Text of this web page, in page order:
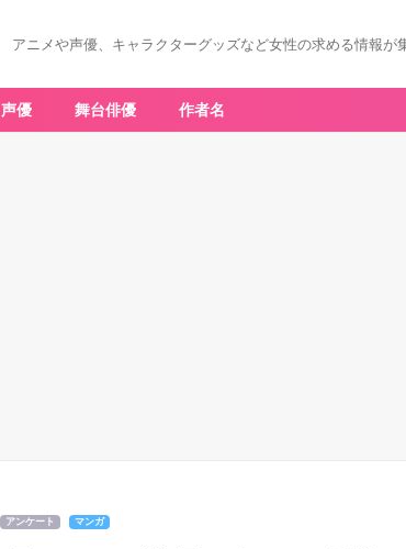
アニメや声優、キャラクターグッズなど女性の求める情報が
声優 舞台俳優 作者名
アンケート マンガ